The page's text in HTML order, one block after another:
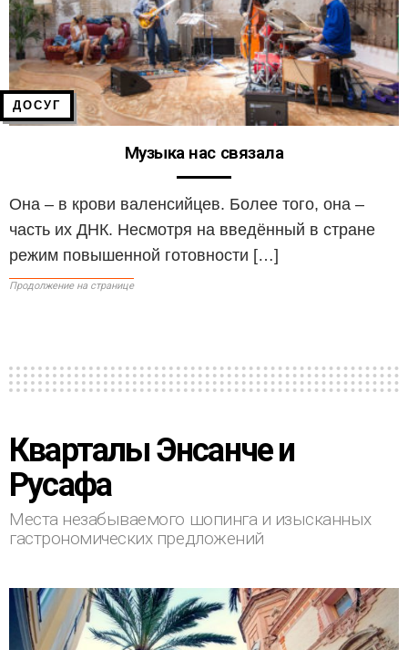
ДОСУГ
Музыка нас связала
Она – в крови валенсийцев. Более того, она –
часть их ДНК. Несмотря на введённый в стране
режим повышенной готовности […]
Продолжение на странице
Кварталы Энсанче и
Русафа
Места незабываемого шопинга и изысканных
гастрономических предложений